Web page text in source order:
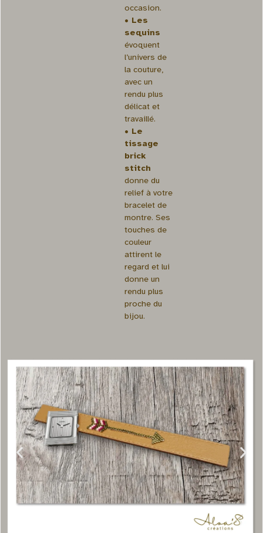
occasion.
• Les
sequins
évoquent
l’univers de
la couture,
avec un
rendu plus
délicat et
travaillé.
• Le
tissage
brick
stitch
donne du
relief à votre
bracelet de
montre. Ses
touches de
couleur
attirent le
regard et lui
donne un
rendu plus
proche du
bijou.